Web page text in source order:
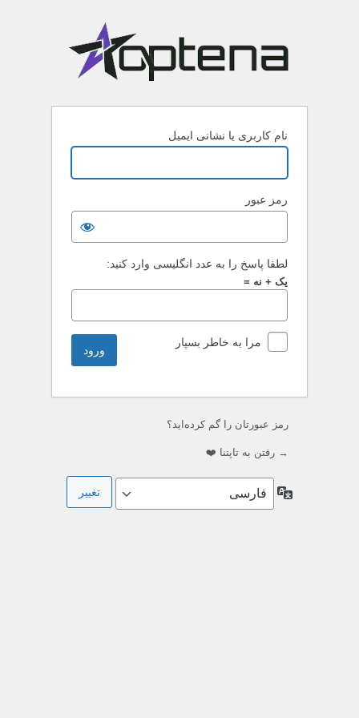
نام کاربری یا نشانی ایمیل
رمز عبور
لطفا پاسخ را به عدد انگلیسی وارد کنید:
یک + نه =
مرا به خاطر بسپار
رمز عبورتان را گم کرده‌اید؟
→ رفتن به تاپتنا ❤️
زبان